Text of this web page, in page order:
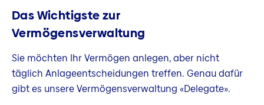
Das Wichtigste zur
Vermögensverwaltung
Sie möchten Ihr Vermögen anlegen, aber nicht
täglich Anlageentscheidungen treffen. Genau dafür
gibt es unsere Vermögensverwaltung «Delegate».